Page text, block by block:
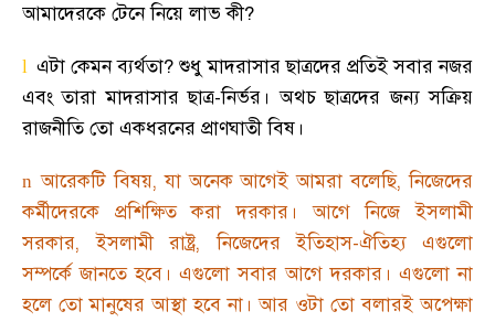
আমাদেরকে টেনে নিয়ে লাভ কী?
l এটা কেমন ব্যর্থতা? শুধু মাদরাসার ছাত্রদের প্রতিই সবার নজর
এবং তারা মাদরাসার ছাত্র-নির্ভর । অথচ ছাত্রদের জন্য সক্রিয়
রাজনীতি তো একধরনের প্রাণঘাতী বিষ ।
n আরেকটি বিষয়,যা অনেক আগেই আমরা বলেছি,নিজেদের
কর্মীদেরকে প্রশিক্ষিত করা দরকার । আগে নিজে ইসলামী
সরকার,ইসলামী রাষ্ট্র,নিজেদের ইতিহাস-ঐতিহ্য এগুলো
সম্পর্কে জানতে হবে । এগুলো সবার আগে দরকার । এগুলো না
হলে তো মানুষের আস্থা হবে না । আর ওটা তো বলারই অপেক্ষা